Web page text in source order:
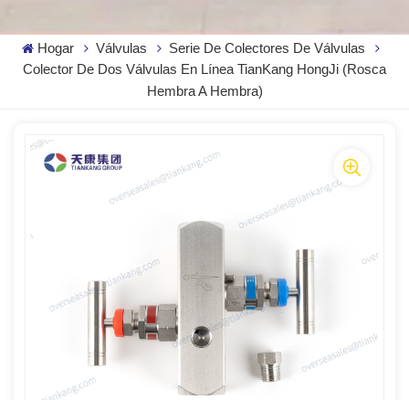
Hogar Válvulas
Serie De Colectores De Válvulas
Colector De Dos Válvulas En Línea TianKang HongJi (rosca
Hembra A Hembra)